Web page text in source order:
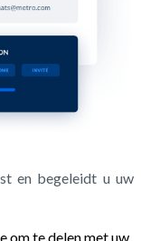
en begeleidt u uw
om te delen met uw